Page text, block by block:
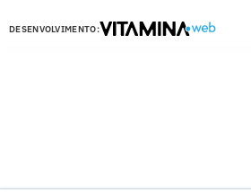
DESENVOLVIMENTO: